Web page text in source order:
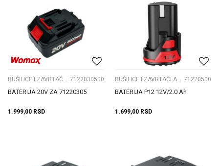
7122030500
BATERIJA 20V ZA 71220305
1.999,00 RSD
71220500
BATERIJA P12 12V/2.0 Ah
1.699,00 RSD